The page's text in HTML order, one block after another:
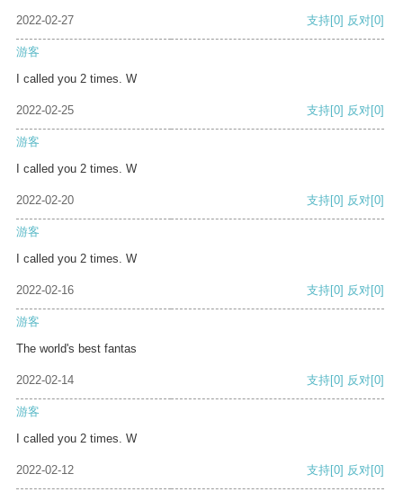
2022-02-27 支持[0] 反对[0]
游客
I called you 2 times. W
2022-02-25 支持[0] 反对[0]
游客
I called you 2 times. W
2022-02-20 支持[0] 反对[0]
游客
I called you 2 times. W
2022-02-16 支持[0] 反对[0]
游客
The world's best fantas
2022-02-14 支持[0] 反对[0]
游客
I called you 2 times. W
2022-02-12 支持[0] 反对[0]